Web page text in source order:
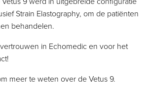
Strain Elastography, om de patiënten
behandelen.
in Echomedic en voor het
meer te weten over de Vetus 9.